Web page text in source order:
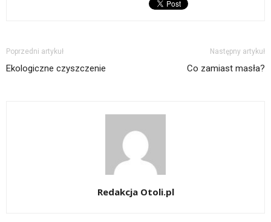
Poprzedni artykuł
Ekologiczne czyszczenie
Następny artykuł
Co zamiast masła?
Redakcja Otoli.pl